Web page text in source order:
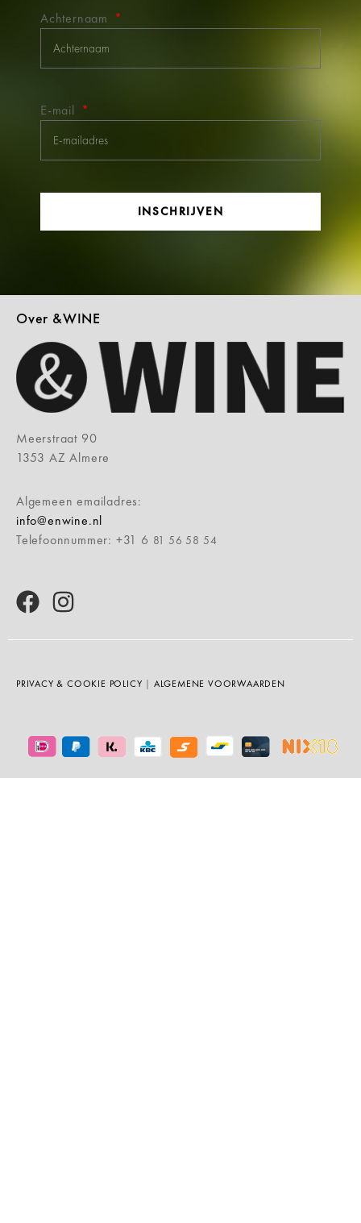
Achternaam
E-mail
INSCHRIJVEN
Over &WINE
Meerstraat 90
1353 AZ Almere
Algemeen emailadres:
info@enwine.nl
Telefoonnummer: +31 6 81 56 58 54
PRIVACY & COOKIE POLICY | ALGEMENE VOORWAARDEN